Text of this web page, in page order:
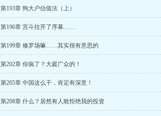
第193章 狗大户估值法（上）
第196章 宫斗拉开了序幕……
第199章 修罗场嘛……其实很有意思的
第202章 你疯了？大庭广众的！
第205章 中国这么干，肯定有深意！
第208章 什么？居然有人敢拒绝我的投资